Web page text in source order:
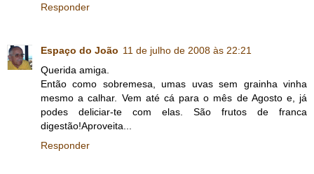
Responder
Espaço do João 11 de julho de 2008 às 22:21
Querida amiga.
Então como sobremesa, umas uvas sem grainha vinha
mesmo a calhar. Vem até cá para o mês de Agosto e, já
podes deliciar-te com elas. São frutos de franca
digestão!Aproveita...
Responder